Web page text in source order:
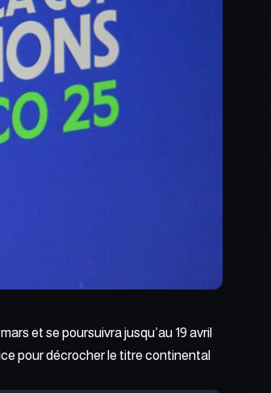
et se poursuivra jusqu’au 19 avril
pour décrocher le titre continental